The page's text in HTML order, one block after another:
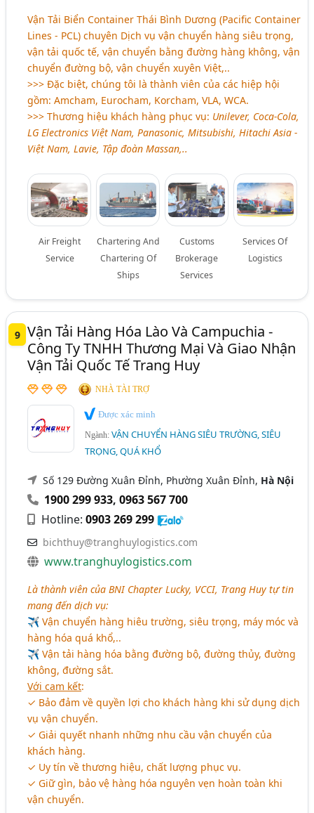
Vận Tải Biển Container Thái Bình Dương (Pacific Container
Lines - PCL) chuyên Dịch vụ vận chuyển hàng siêu trọng,
vận tải quốc tế, vận chuyển bằng đường hàng không, vận
chuyển đường bộ, vận chuyển xuyên Việt,..
>>> Đặc biệt, chúng tôi là thành viên của các hiệp hội
gồm: Amcham, Eurocham, Korcham, VLA, WCA.
>>> Thương hiệu khách hàng phục vụ: Unilever, Coca-Cola,
LG Electronics Việt Nam, Panasonic, Mitsubishi, Hitachi Asia -
Việt Nam, Lavie, Tập đoàn Massan,..
Air Freight
Service
Chartering And
Chartering Of
Ships
Customs
Brokerage
Services
Services Of
Logistics
9 Vận Tải Hàng Hóa Lào Và Campuchia -
Công Ty TNHH Thương Mại Và Giao Nhận
Vận Tải Quốc Tế Trang Huy
NHÀ TÀI TRỢ
Được xác minh
Ngành:VẬN CHUYỂN HÀNG SIÊU TRƯỜNG, SIÊU
TRỌNG, QUÁ KHỔ
Số 129 Đường Xuân Đỉnh, Phường Xuân Đỉnh, Hà Nội
1900 299 933,0963 567 700
Hotline:0903 269 299
bichthuy@tranghuylogistics.com
www.tranghuylogistics.com
Là thành viên của BNI Chapter Lucky, VCCI, Trang Huy tự tin
mang đến dịch vụ:
✈ Vận chuyển hàng hiêu trường, siêu trọng, máy móc và
hàng hóa quá khổ,..
✈ Vận tải hàng hóa bằng đường bộ, đường thủy, đường
không, đường sắt.
Với cam kết:
✓ Bảo đảm về quyền lợi cho khách hàng khi sử dụng dịch
vụ vận chuyển.
✓ Giải quyết nhanh những nhu cầu vận chuyển của
khách hàng.
✓ Uy tín về thương hiệu, chất lượng phục vụ.
✓ Giữ gìn, bảo vệ hàng hóa nguyên vẹn hoàn toàn khi
vận chuyển.